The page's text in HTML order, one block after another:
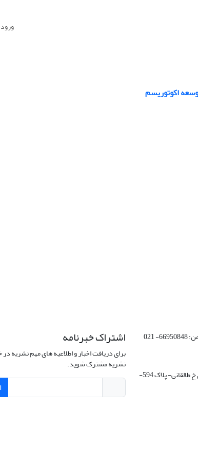
خیابان انقلاب- خیابان قدس- ابتدای خ طالقانی- پلاک 594-
اشتراک خبرنامه
برای دریافت اخبار و اطلاعیه های مهم نشریه در
نشریه مشترک شوید.